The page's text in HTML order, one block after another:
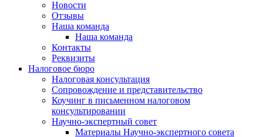
Новости
Отзывы
Наша команда
Наша команда
Контакты
Реквизиты
Налоговое бюро
Налоговая консультация
Cопровождение и представительство
Коучинг в письменном налоговом
консультировании
Научно-экспертный совет
Материалы Научно-экспертного совета